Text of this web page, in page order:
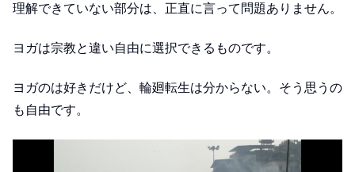
理解できていない部分は、正直に言って問題ありません。
ヨガは宗教と違い自由に選択できるものです。
ヨガのは好きだけど、輪廻転生は分からない。そう思うの
も自由です。